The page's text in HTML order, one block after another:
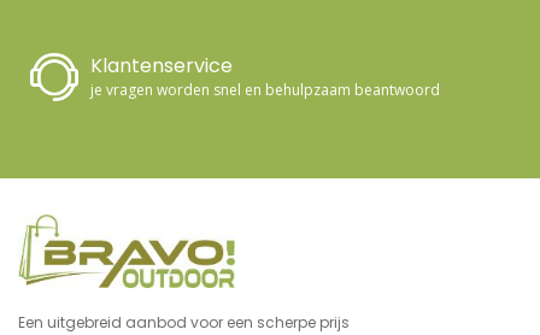
Klantenservice
je vragen worden snel en behulpzaam beantwoord
Een uitgebreid aanbod voor een scherpe prijs